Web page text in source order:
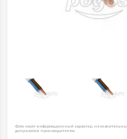
Фото носят информационный характер,
допускаются производителем.